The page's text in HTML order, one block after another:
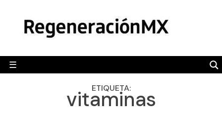
content
☰
POLÍTICA
CAMALEÓN
OPINIÓN
ETIQUETA:
vitaminas